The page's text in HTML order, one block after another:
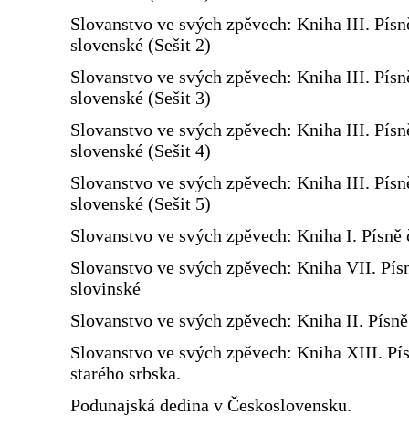
Slovanstvo ve svých zpěvech: Kniha III.
slovenské (Sešit 2)
Slovanstvo ve svých zpěvech: Kniha III.
slovenské (Sešit 3)
Slovanstvo ve svých zpěvech: Kniha III.
slovenské (Sešit 4)
Slovanstvo ve svých zpěvech: Kniha III.
slovenské (Sešit 5)
Slovanstvo ve svých zpěvech: Kniha I. Písně
Slovanstvo ve svých zpěvech: Kniha VII.
slovinské
Slovanstvo ve svých zpěvech: Kniha II.
Slovanstvo ve svých zpěvech: Kniha XIII.
starého srbska.
Podunajská dedina v Československu.